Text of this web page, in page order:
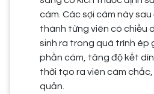
cám. Các sợi cám này
thành từng viên có chiều
sinh ra trong quá trình ép
phần cám, tăng độ kết
thời tạo ra viên cám
quản.